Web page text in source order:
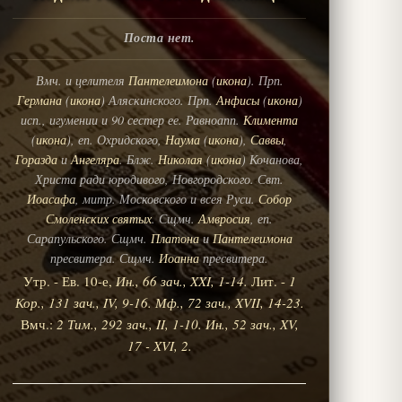
Поста нет.
Вмч. и целителя Пантелеимона(икона). Прп.
Германа(икона) Аляскинского. Прп.Анфисы(икона)
исп., игумении и 90 сестер ее. Равноапп. Климента
(икона), еп. Охридского, Наума (икона),Саввы
ГораздаиАнгеляра. Блж.Николая(икона) Кочанова,
Христа ради юродивого, Новгородского. Свт.
Иоасафа , митр. Московского и всея Руси.Собор
Смоленских святых. Сщмч.Амвросия , еп.
Сарапульского. Сщмч. ПлатонаиПантелеимона
пресвитера. Сщмч. Иоаннапресвитера.
Утр. - Ев. 10-е,Ин., 66 зач., XXI, 1-14. Лит. -1
Кор., 131 зач., IV, 9-16. Мф., 72 зач., XVII, 14-23.
Вмч.: 2 Тим., 292 зач., II, 1-10. Ин., 52 зач., XV,
17 - XVI, 2.